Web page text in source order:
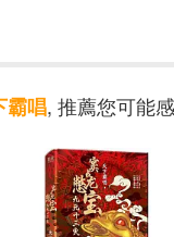
霸唱, 推薦您可能